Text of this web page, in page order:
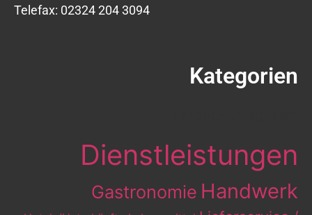
Telefax: 02324 204 3094
Kategorien
Dienstleistungen
Gastronomie Handwerk